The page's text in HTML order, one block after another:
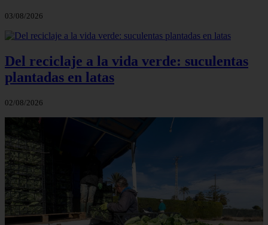
03/08/2026
Del reciclaje a la vida verde: suculentas
plantadas en latas
02/08/2026